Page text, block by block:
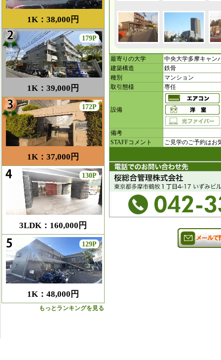
最寄りの大学
中央大学多摩キャ
建築構造
鉄骨
種別
マンション
取引態様
専任
設備
備考
STAFFコメント
ご見学のご予約はお
1K：38,000円
1K：39,000円
179P
1K：37,000円
172P
3LDK：160,000円
130P
1K：48,000円
129P
もっとランキングを見る